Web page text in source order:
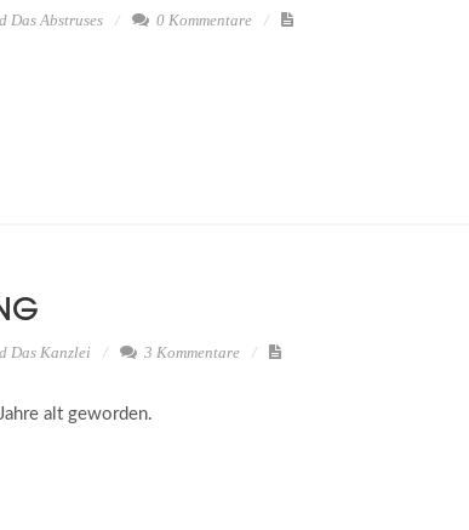
Das Abstruses 0 Kommentare
Das Kanzlei 3 Kommentare
alt geworden.